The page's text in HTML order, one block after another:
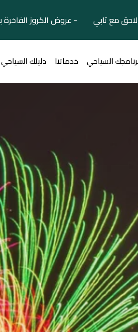
مع تابي - عروض الكروز
السياحي خدماتنا دليلك السياحي